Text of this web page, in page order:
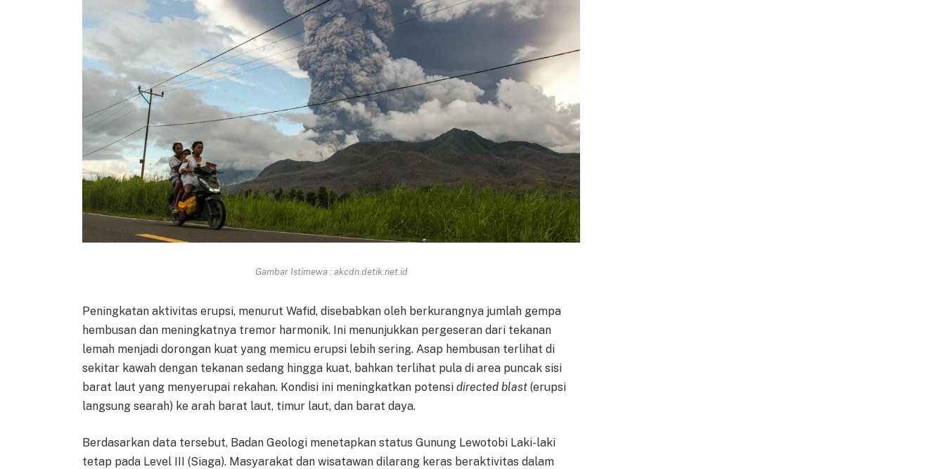
Gambar Istimewa : akcdn.detik.net.id
Peningkatan aktivitas erupsi, menurut Wafid, disebabkan oleh berkurangnya jumlah gempa
hembusan dan meningkatnya tremor harmonik. Ini menunjukkan pergeseran dari tekanan
lemah menjadi dorongan kuat yang memicu erupsi lebih sering. Asap hembusan terlihat di
sekitar kawah dengan tekanan sedang hingga kuat, bahkan terlihat pula di area puncak sisi
barat laut yang menyerupai rekahan. Kondisi ini meningkatkan potensidirected blast (erupsi
langsung searah) ke arah barat laut, timur laut, dan barat daya.
Berdasarkan data tersebut, Badan Geologi menetapkan status Gunung Lewotobi Laki-laki
tetap pada Level III (Siaga). Masyarakat dan wisatawan dilarang keras beraktivitas dalam